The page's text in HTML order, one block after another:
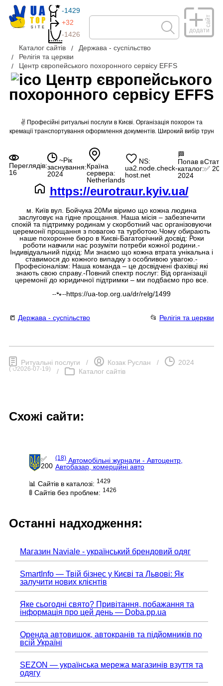
-1429
+32
-1426
додати
сайт
Каталог сайтів
Держава - суспільство
Релігія та церкви
Центр європейського похоронного сервісу EFFS
Центр європейського
похоронного сервісу EFFS
✌ Професійні ритуальні послуги в Києві. Організація похорон та
кремації транспортування оформлення документів. Широкий вибір трун
Переглядів:
16
~Рік
заснування:
2024
Країна
сервера:
Netherlands
NS:
ua2.node.check-
host.net
🏁
Попав в
каталог:
2024
✅
https://eurotraur.kyiv.ua/
м. Київ вул. Бойчука 20Ми віримо що кожна людина
заслуговує на гідне прощання. Наша місія – забезпечити
спокій та підтримку родинам у скорботний час організовуючи
церемонії прощання з повагою та турботою.Чому обирають
наше похоронне бюро в Києві-Багаторічний досвід: Роки
роботи навчили нас розуміти потреби кожної родини.-
Індивідуальний підхід: Ми знаємо що кожна втрата унікальна і
ставимося до кожного випадку з особливою увагою.-
Професіоналізм: Наша команда – це досвідчені фахівці які
знають свою справу.-Повний спектр послуг: Від організації
церемонії до юридичної підтримки – ми подбаємо про все.
--🐾--https://ua-top.org.ua/dr/relg/1499
📒 Держава - суспільство 📂 Релігія та церкви
Ритуальні послуги / Козак Руслан / 2024
( ⮍2026-07-19) / Каталог сайтів
Схожі сайти:
✅
200
(18) Автомобільні журнали - Автоцентр,
Автобазар, комерційні авто
📊 Сайтів в каталозі: 1429
🚦 Сайтів без проблем: 1426
Останні надходження:
Магазин Naviale - український брендовий одяг
SmartInfo — Твій бізнес у Києві та Львові: Як
залучити нових клієнтів
Яке сьогодні свято? Привітання, побажання та
інформація про цей день — Doba.pp.ua
Оренда автовишок, автокранів та підйомників по
всій Україні
SEZON — українська мережа магазинів взуття та
одягу